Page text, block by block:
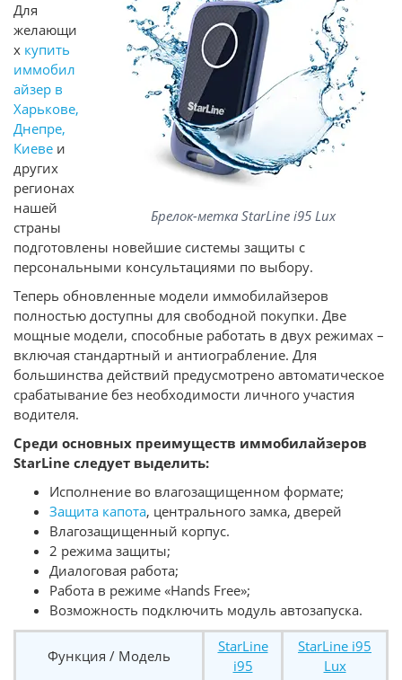
Брелок-метка StarLine i95 Lux
Для
желающи
х купить
иммобил
айзер в
Харькове,
Днепре,
Киеве и
других
регионах
нашей
страны
подготовлены новейшие системы защиты с
персональными консультациями по выбору.
Теперь обновленные модели иммобилайзеров
полностью доступны для свободной покупки. Две
мощные модели, способные работать в двух режимах –
включая стандартный и антиограбление. Для
большинства действий предусмотрено автоматическое
срабатывание без необходимости личного участия
водителя.
Среди основных преимуществ иммобилайзеров
StarLine следует выделить:
Исполнение во влагозащищенном формате;
Защита капота, центрального замка, дверей
Влагозащищенный корпус.
2 режима защиты;
Диалоговая работа;
Работа в режиме «Hands Free»;
Возможность подключить модуль автозапуска.
Функция / Модель
StarLine
i95
StarLine i95
Lux